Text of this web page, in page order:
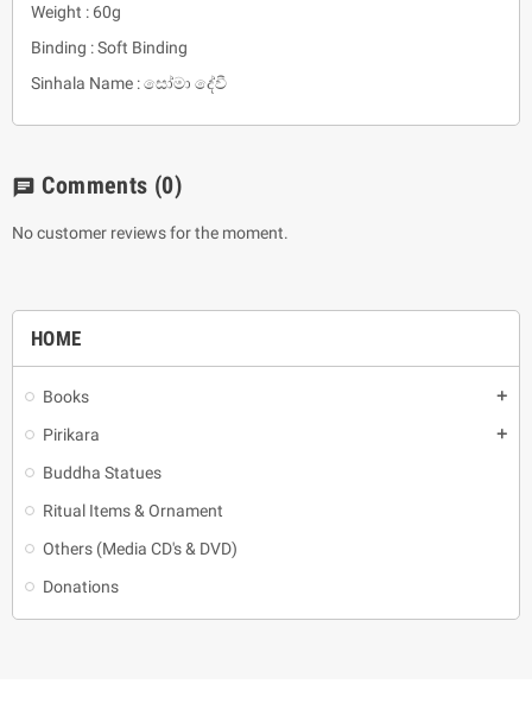
HOME
Books add
Pirikara add
Buddha Statues
Ritual Items & Ornament
Others (Media CD's & DVD)
Donations
Weight : 60g
Binding : Soft Binding
Sinhala Name : සෝමා දේවී
chat Comments (0)
No customer reviews for the moment.